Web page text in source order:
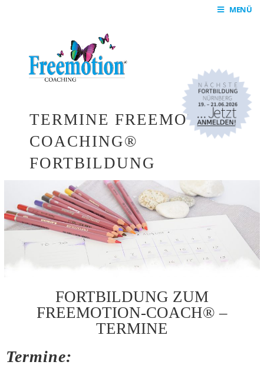
MENÜ
TERMINE FREEMOTION-
COACHING®
FORTBILDUNG
FORTBILDUNG ZUM
FREEMOTION-COACH® –
TERMINE
Termine: